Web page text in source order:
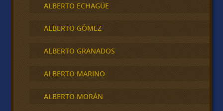
ALBERTO ECHAGÜE
ALBERTO GÓMEZ
ALBERTO GRANADOS
ALBERTO MARINO
ALBERTO MORÁN